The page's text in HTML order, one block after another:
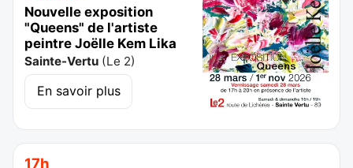
Nouvelle exposition
"Queens" de l'artiste
peintre Joëlle Kem Lika
Sainte-Vertu (Le 2)
En savoir plus
17h